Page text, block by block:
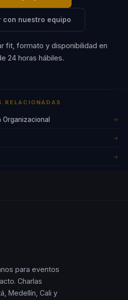
con nuestro equipo
fit, formato y disponibilidad en
24 horas hábiles.
RELACIONADAS
→
→
→
para eventos
Charlas
Medellín, Cali y